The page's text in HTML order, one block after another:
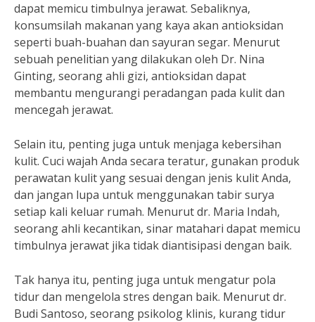
dapat memicu timbulnya jerawat. Sebaliknya,
konsumsilah makanan yang kaya akan antioksidan
seperti buah-buahan dan sayuran segar. Menurut
sebuah penelitian yang dilakukan oleh Dr. Nina
Ginting, seorang ahli gizi, antioksidan dapat
membantu mengurangi peradangan pada kulit dan
mencegah jerawat.
Selain itu, penting juga untuk menjaga kebersihan
kulit. Cuci wajah Anda secara teratur, gunakan produk
perawatan kulit yang sesuai dengan jenis kulit Anda,
dan jangan lupa untuk menggunakan tabir surya
setiap kali keluar rumah. Menurut dr. Maria Indah,
seorang ahli kecantikan, sinar matahari dapat memicu
timbulnya jerawat jika tidak diantisipasi dengan baik.
Tak hanya itu, penting juga untuk mengatur pola
tidur dan mengelola stres dengan baik. Menurut dr.
Budi Santoso, seorang psikolog klinis, kurang tidur